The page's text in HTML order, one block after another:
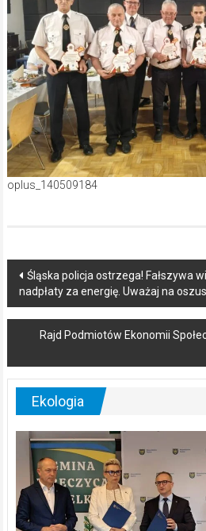
oplus_140509184
Post
navigation
Śląska policja ostrzega! Fałszywa
nadpłaty za energię. Uważaj na
Rajd Podmiotów Ekonomii
Ekologia